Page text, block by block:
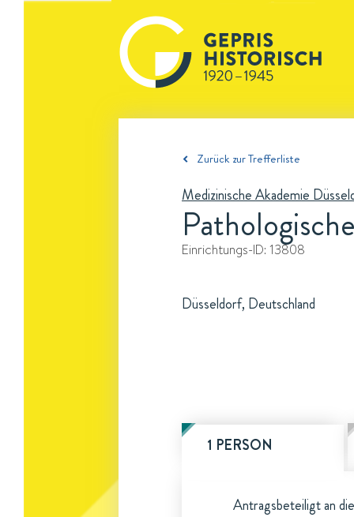
Zurück zur Trefferliste
Medizinische Akademie
Einrichtungs-ID: 13808
Düsseldorf, Deutschland
1 PERSON
Antragsbeteiligt an